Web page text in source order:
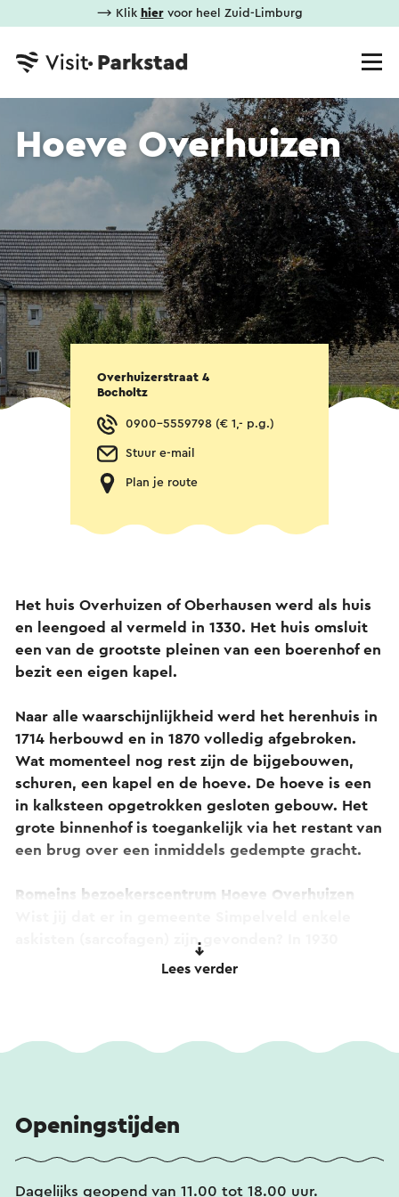
⟶ Klik hiervoor heel Zuid-Limburg
Hoeve Overhuizen
Overhuizerstraat 4
Bocholtz
0900-5559798 (€ 1,- p.g.)
Stuur e-mail
Plan je route
Het huis Overhuizen of Oberhausen werd als huis
en leengoed al vermeld in 1330. Het huis omsluit
een van de grootste pleinen van een boerenhof en
bezit een eigen kapel.
Naar alle waarschijnlijkheid werd het herenhuis in
1714 herbouwd en in 1870 volledig afgebroken.
Wat momenteel nog rest zijn de bijgebouwen,
schuren, een kapel en de hoeve. De hoeve is een
in kalksteen opgetrokken gesloten gebouw. Het
grote binnenhof is toegankelijk via het restant van
een brug over een inmiddels gedempte gracht.
Romeins bezoekerscentrum Hoeve Overhuizen
askisten (sarcofagen) zijn gevonden? In 1930
stuitte Andreas Wierts, een mijnwerker uit
waren leeggeroofd, maar de derde bleek nog
Het beeldhouwwerk aan de binnenkant maakt het
tot een uniek overblijfsel uit de Romeinse tijd. Op
de wanden is de eigenaresse van het graf
Lees verder
Openingstijden
Dagelijks geopend van 11.00 tot 18.00 uur.